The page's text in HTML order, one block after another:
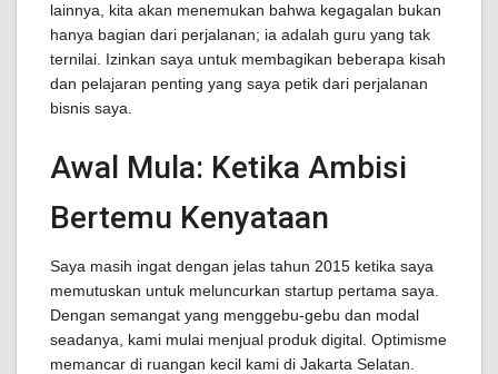
lainnya, kita akan menemukan bahwa kegagalan bukan
hanya bagian dari perjalanan; ia adalah guru yang tak
ternilai. Izinkan saya untuk membagikan beberapa kisah
dan pelajaran penting yang saya petik dari perjalanan
bisnis saya.
Awal Mula: Ketika Ambisi
Bertemu Kenyataan
Saya masih ingat dengan jelas tahun 2015 ketika saya
memutuskan untuk meluncurkan startup pertama saya.
Dengan semangat yang menggebu-gebu dan modal
seadanya, kami mulai menjual produk digital. Optimisme
memancar di ruangan kecil kami di Jakarta Selatan.